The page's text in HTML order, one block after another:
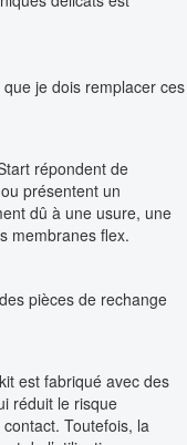
je dois remplacer ces
répondent de
présentent un
dû à une usure, une
membranes flex.
pièces de rechange
est fabriqué avec des
réduit le risque
Toutefois, la